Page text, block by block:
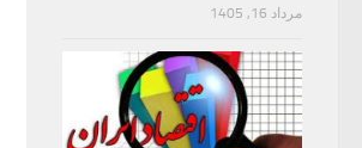
مرداد 16, 1405